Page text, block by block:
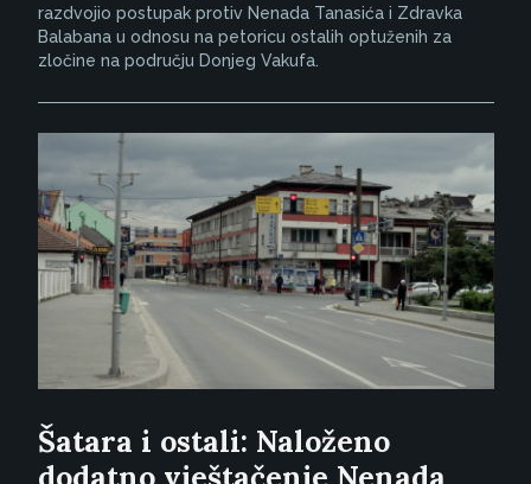
razdvojio postupak protiv Nenada Tanasića i Zdravka
Balabana u odnosu na petoricu ostalih optuženih za
zločine na području Donjeg Vakufa.
Šatara i ostali: Naloženo